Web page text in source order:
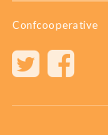
Confcooperative